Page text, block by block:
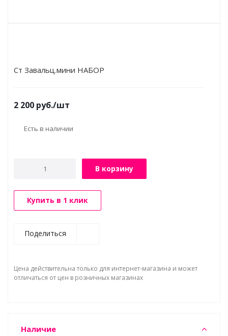
Ст Завальц.мини НАБОР
2 200 руб./шт
Есть в наличии
В корзину
Купить в 1 клик
Поделиться
Цена действительна только для интернет-магазина и может
отличаться от цен в розничных магазинах
Наличие